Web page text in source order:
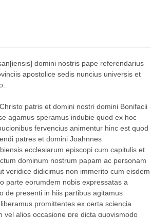
domini nostris pape referendarius
apostolice sedis nuncius universis et
patris et domini nostri domini Bonifacii
agamus speramus indubie quod ex hoc
fervencius animentur hinc est quod
patres et domini Joahnnes
ecclesiarum episcopi cum capitulis et
dominum nostrum papam ac personam
veridice didicimus non immerito cum eisdem
parte eorumdem nobis expressatas a
de presenti in hiis partibus agitamus
promittentes ex certa sciencia
alios occasione pre dicta quovismodo